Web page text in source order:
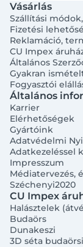
Bejelentkezés
Vásárlás
Szállítási
Fizetési
Reklamáció,
CU Impex
Általános
Gyakran
Fogyasztói
Általános
Karrier
Elérhetőségek
Gyártóink
Adatvédelmi
Adatkezeléssel
Impresszum
Médiatervezés,
Széchenyi2020
CU Impex
Halásztelek
Budaörs
Dunakeszi
3D séta